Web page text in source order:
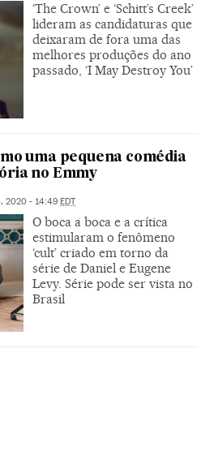
‘The Crown’ e ‘Schitt’s Creek’
lideram as candidaturas que
deixaram de fora uma das
melhores produções do ano
passado, ‘I May Destroy You’
uma pequena comédia
no Emmy
2020 - 14:49 EDT
O boca a boca e a crítica
estimularam o fenômeno
‘cult’ criado em torno da
série de Daniel e Eugene
Levy. Série pode ser vista no
Brasil